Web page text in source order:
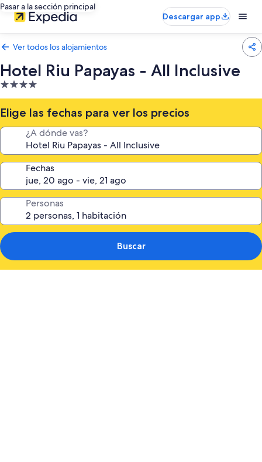
Pasar a la sección principal
Descargar app
Ver todos los alojamientos
Hotel Riu Papayas - All Inclusive
Alojamiento
de
4.0 estrellas
Elige las fechas para ver los precios
¿A dónde vas?
Fechas
Personas
Buscar